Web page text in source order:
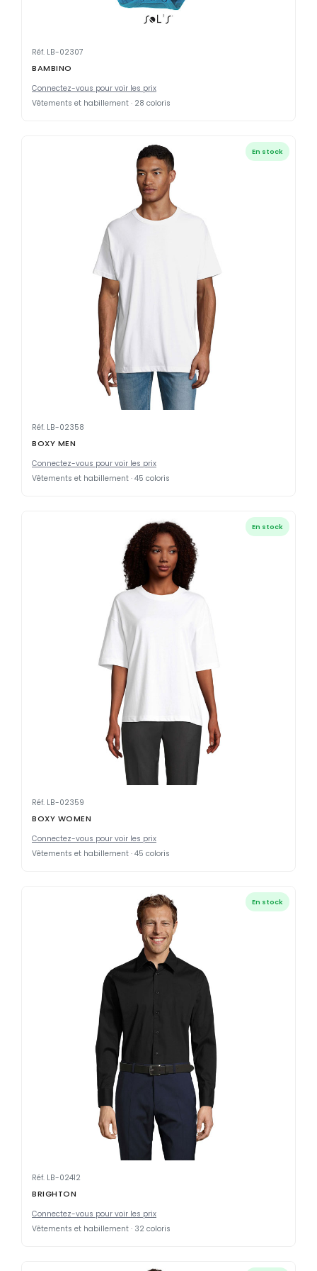
Réf. LB-02307
BAMBINO
Connectez-vous pour voir les prix
Vêtements et habillement · 28 coloris
En stock
Réf. LB-02358
BOXY MEN
Connectez-vous pour voir les prix
Vêtements et habillement · 45 coloris
En stock
Réf. LB-02359
BOXY WOMEN
Connectez-vous pour voir les prix
Vêtements et habillement · 45 coloris
En stock
Réf. LB-02412
BRIGHTON
Connectez-vous pour voir les prix
Vêtements et habillement · 32 coloris